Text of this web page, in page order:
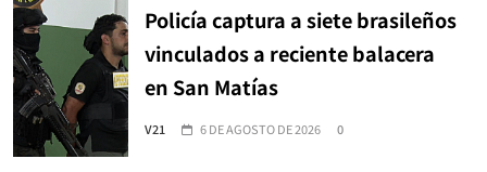
Policía captura a siete brasileños
vinculados a reciente balacera
en San Matías
V21 6 DE AGOSTO DE 2026 0